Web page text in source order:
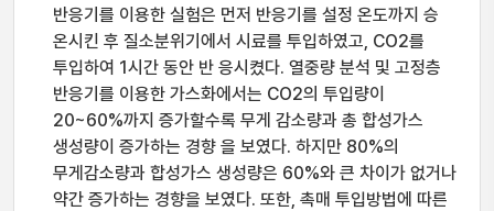
반응기를 이용한 실험은 먼저 반응기를 설정 온도까지 승
온시킨 후 질소분위기에서 시료를 투입하였고, CO2를
투입하여 1시간 동안 반 응시켰다. 열중량 분석 및 고정층
반응기를 이용한 가스화에서는 CO2의 투입량이
20~60%까지 증가할수록 무게 감소량과 총 합성가스
생성량이 증가하는 경향 을 보였다. 하지만 80%의
무게감소량과 합성가스 생성량은 60%와 큰 차이가 없거나
약간 증가하는 경향을 보였다. 또한, 촉매 투입방법에 따른